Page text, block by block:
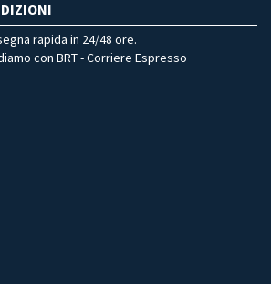
rapida in 24/48 ore.
con BRT - Corriere Espresso